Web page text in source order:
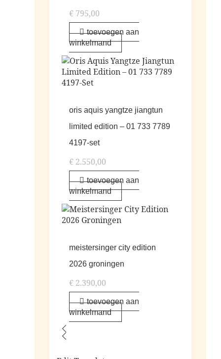
€ 795,00
toevoegen aan
winkelmand
oris aquis yangtze jiangtun
limited edition – 01 733 7789
4197-set
€ 2.550,00
toevoegen aan
winkelmand
meistersinger city edition
2026 groningen
€ 2.390,00
toevoegen aan
winkelmand